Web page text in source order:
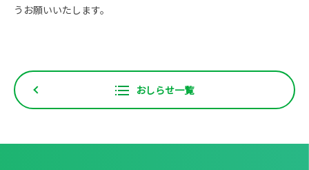
うお願いいたします。
おしらせ一覧